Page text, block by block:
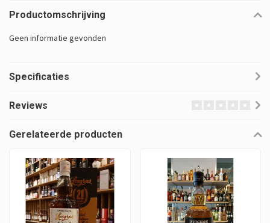
Productomschrijving
Geen informatie gevonden
Specificaties
Reviews
Gerelateerde producten